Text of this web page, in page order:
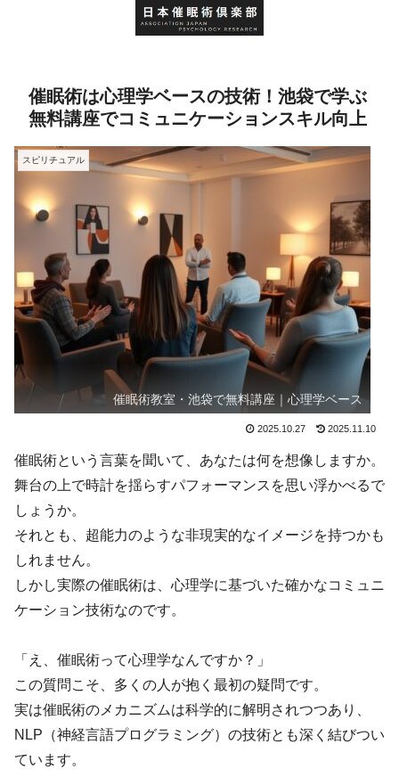
催眠術は心理学ベースの技術！池袋で学ぶ
無料講座でコミュニケーションスキル向上
スピリチュアル
催眠術教室・池袋で無料講座｜心理学ベース
2025.10.27 2025.11.10
催眠術という言葉を聞いて、あなたは何を想像しますか。
舞台の上で時計を揺らすパフォーマンスを思い浮かべるで
しょうか。
それとも、超能力のような非現実的なイメージを持つかも
しれません。
しかし実際の催眠術は、心理学に基づいた確かなコミュニ
ケーション技術なのです。
「え、催眠術って心理学なんですか？」
この質問こそ、多くの人が抱く最初の疑問です。
実は催眠術のメカニズムは科学的に解明されつつあり、
NLP（神経言語プログラミング）の技術とも深く結びつい
ています。